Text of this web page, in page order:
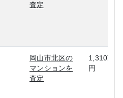
査定
岡山市北区の
マンションを
査定
1,310万
円